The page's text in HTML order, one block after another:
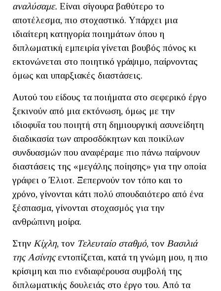
αναλύσαμε. Είναι σίγουρα βαθύτερο το
αποτέλεσμα, πιο στοχαστικό. Υπάρχει μια
ιδιαίτερη κατηγορία ποιημάτων όπου η
διπλωματική εμπειρία γίνεται βουβός πόνος κι
εκτονώνεται στο ποιητικό γράψιμο, παίρνοντας
όμως και υπαρξιακές διαστάσεις.
Αυτού του είδους τα ποιήματα στο σεφερικό έργο
ξεκινούν από μια εκτόνωση, όμως με την
ιδιοφυΐα του ποιητή στη δημιουργική ασυνείδητη
διαδικασία των απροσδόκητων και ποικίλων
συνδυασμών που αναφέραμε πιο πάνω παίρνουν
διαστάσεις της «μεγάλης ποίησης» για την οποία
γράφει ο Έλιοτ. Ξεπερνούν τον τόπο και το
χρόνο, γίνονται κάτι πολύ σπουδαιότερο από ένα
ξέσπασμα, γίνονται στοχασμός για την
ανθρώπινη μοίρα.
Στην Κίχλη, τον Τελευταίο σταθμό, τον Βασιλιά
της Ασίνηςεντοπίζεται, κατά τη γνώμη μου, η πιο
κρίσιμη και πιο ενδιαφέρουσα συμβολή της
διπλωματικής δουλειάς στο έργο του. Από τα